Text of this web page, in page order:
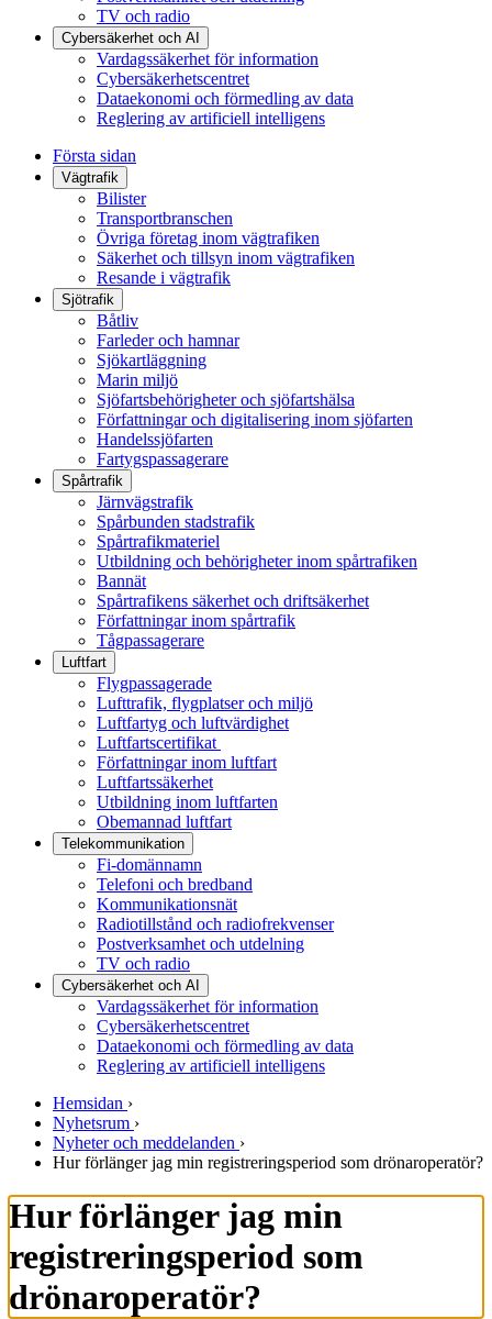
TV och radio
Cybersäkerhet och AI
Vardagssäkerhet för information
Cybersäkerhetscentret
Dataekonomi och förmedling av data
Reglering av artificiell intelligens
Första sidan
Vägtrafik
Bilister
Transportbranschen
Övriga företag inom vägtrafiken
Säkerhet och tillsyn inom vägtrafiken
Resande i vägtrafik
Sjötrafik
Båtliv
Farleder och hamnar
Sjökartläggning
Marin miljö
Sjöfartsbehörigheter och sjöfartshälsa
Författningar och digitalisering inom sjöfarten
Handelssjöfarten
Fartygspassagerare
Spårtrafik
Järnvägstrafik
Spårbunden stadstrafik
Spårtrafikmateriel
Utbildning och behörigheter inom spårtrafiken
Bannät
Spårtrafikens säkerhet och driftsäkerhet
Författningar inom spårtrafik
Tågpassagerare
Luftfart
Flygpassagerade
Lufttrafik, flygplatser och miljö
Luftfartyg och luftvärdighet
Luftfartscertifikat
Författningar inom luftfart
Luftfartssäkerhet
Utbildning inom luftfarten
Obemannad luftfart
Telekommunikation
Fi-domännamn
Telefoni och bredband
Kommunikationsnät
Radiotillstånd och radiofrekvenser
Postverksamhet och utdelning
TV och radio
Cybersäkerhet och AI
Vardagssäkerhet för information
Cybersäkerhetscentret
Dataekonomi och förmedling av data
Reglering av artificiell intelligens
Hemsidan ›
Nyhetsrum ›
Nyheter och meddelanden ›
Hur förlänger jag min registreringsperiod som drönaroperatör?
Hur förlänger jag min
registreringsperiod som
drönaroperatör?